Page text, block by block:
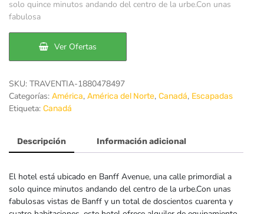
169€.129€.
solo quince minutos andando del centro de la urbe.Con unas
fabulosa
Ver Ofertas
SKU: TRAVENTIA-1880478497
Categorías: América, América del Norte, Canadá, Escapadas
Etiqueta: Canadá
Descripción Información adicional
El hotel está ubicado en Banff Avenue, una calle primordial a
solo quince minutos andando del centro de la urbe.Con unas
fabulosas vistas de Banff y un total de doscientos cuarenta y